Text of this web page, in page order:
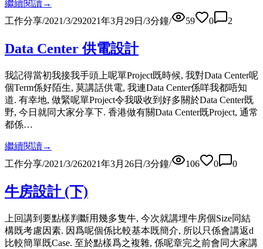
繼續閱讀 →
工作分享/2021/3/292021年3月29日 /3分鐘/ 59 0 2
Data Center 供電設計
我記得當初我接我手頭上呢單Project既時候, 我對Data Center呢
個Term係好陌生, 莫講話供電, 我連Data Center係咩我都唔知
道. 有幸地, 做緊呢單Project令我吸收到好多關於Data Center既
野, 今日就同大家分享下. 香港做有關Data Center既Project, 通常
都係…
繼續閱讀→
工作分享/2021/3/262021年3月26日 /3分鐘/ 106 0 0
牛房設計 (下)
上回講到要點樣判斷用幾多隻牛, 今次就講埋牛房個Size同結
構既考慮因素. 因爲呢個係比較基本既簡介, 所以只係會講返d
比較簡單既Case. 至於點樣爲之複雜, 係呢章完之前會同大家講